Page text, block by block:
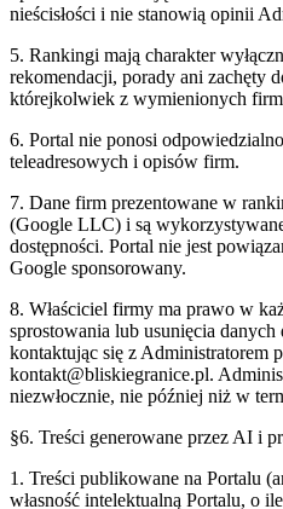
nieścisłości i nie stanowią opinii
5. Rankingi mają charakter
rekomendacji, porady ani zachęty
którejkolwiek z wymienionych
6. Portal nie ponosi
teleadresowych i opisów firm.
7. Dane firm prezentowane w
(Google LLC) i są
dostępności. Portal nie jest
Google sponsorowany.
8. Właściciel firmy ma prawo w
sprostowania lub usunięcia
kontaktując się z Administratorem
kontakt@bliskiegranice.pl.
niezwłocznie, nie później niż w
§6. Treści generowane przez AI i
1. Treści publikowane na Portalu
własność intelektualną Portalu, o